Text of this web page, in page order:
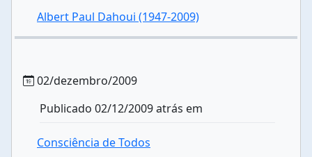
Albert Paul Dahoui (1947-2009)
02/dezembro/2009
Publicado 02/12/2009 atrás em
Consciência de Todos